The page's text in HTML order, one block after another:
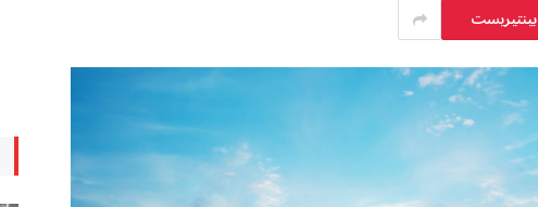
بينتيريست